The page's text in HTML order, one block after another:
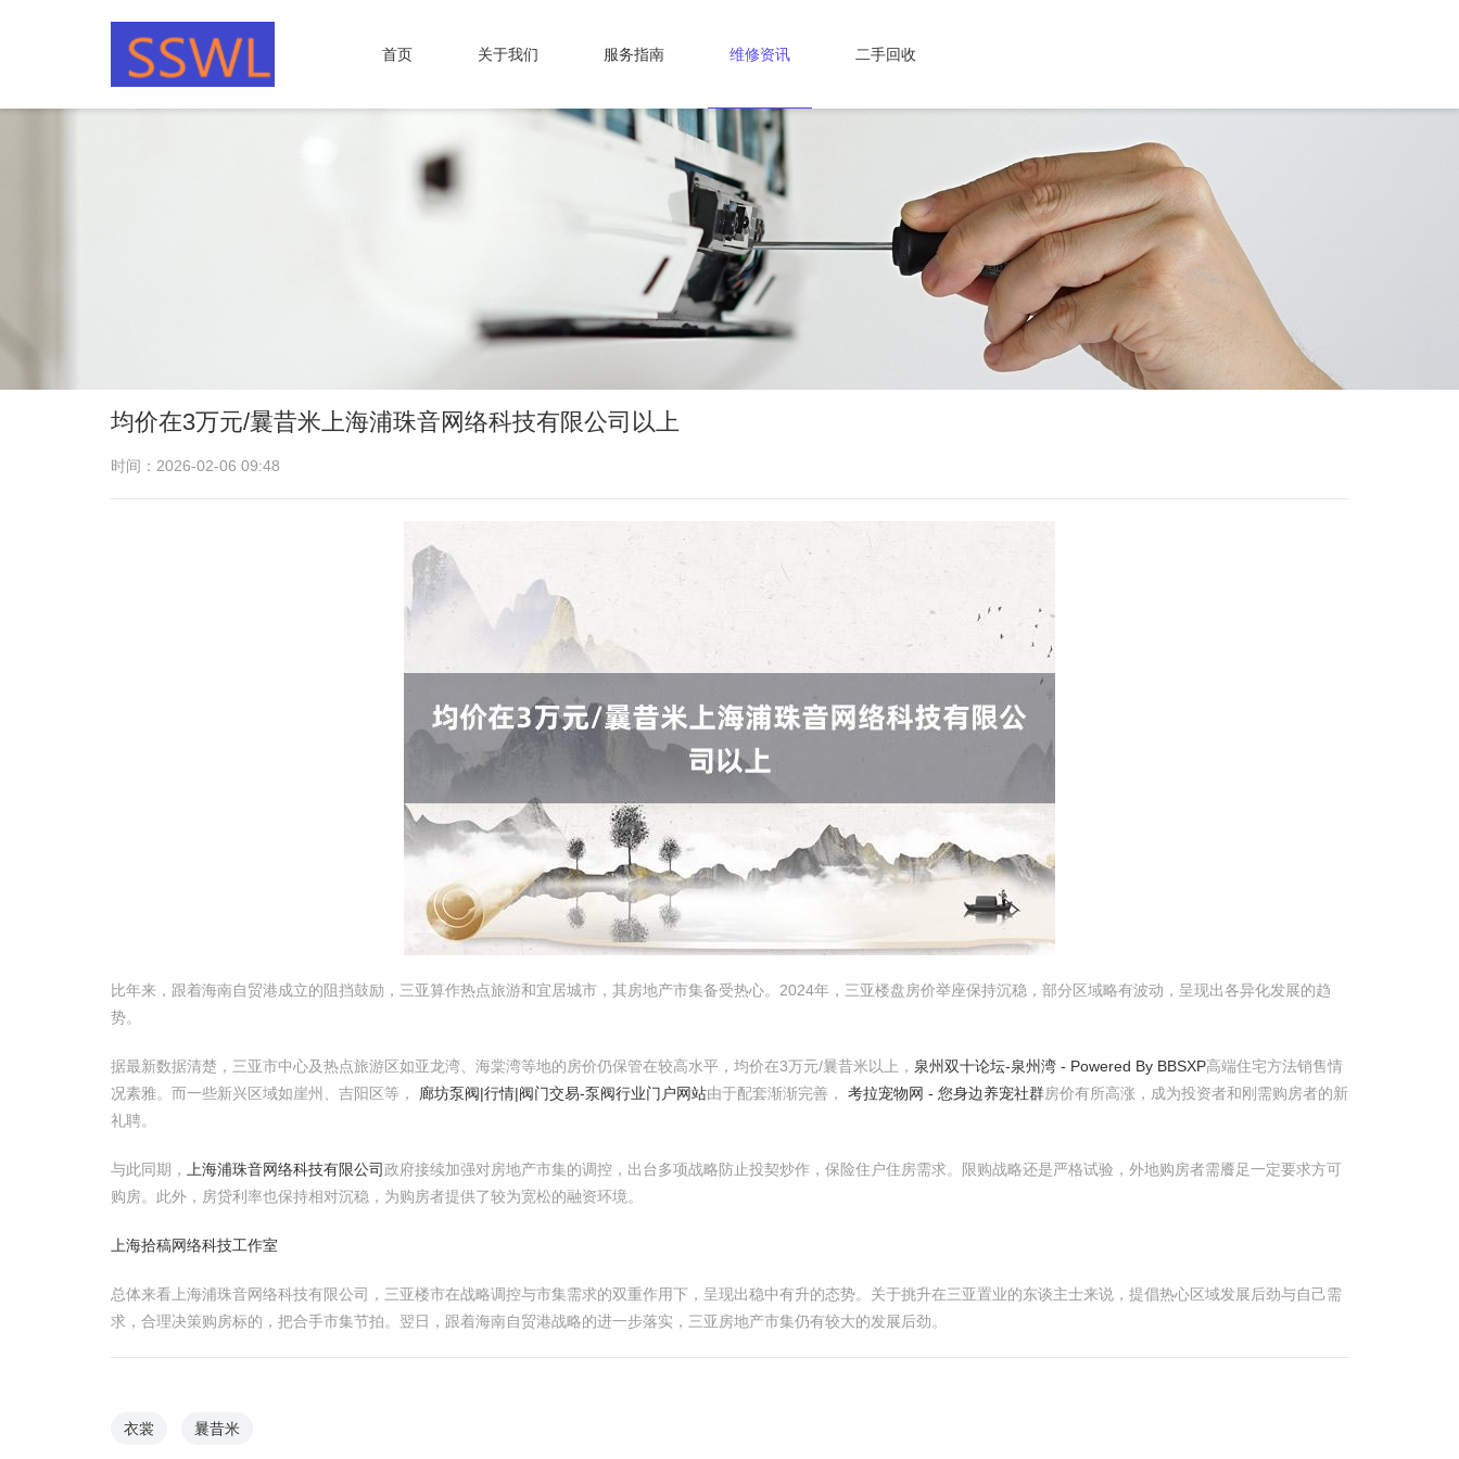
首页 关于我们 服务指南 维修资讯 二手回收
均价在3万元/曩昔米上海浦珠音网络科技有限公司以上
时间：2026-02-06 09:48
比年来，跟着海南自贸港成立的阻挡鼓励，三亚算作热点旅游和宜居城市，其房地产市集备受热心。2024年，三亚楼盘房价举座保持沉稳，部分区域略有波动，呈现出各异化发展的趋
势。
据最新数据清楚，三亚市中心及热点旅游区如亚龙湾、海棠湾等地的房价仍保管在较高水平，均价在3万元/曩昔米以上， 泉州双十论坛-泉州湾 - Powered By BBSXP高端住宅方法销售情
况素雅。而一些新兴区域如崖州、吉阳区等， 廊坊泵阀|行情|阀门交易-泵阀行业门户网站由于配套渐渐完善， 考拉宠物网 - 您身边养宠社群房价有所高涨，成为投资者和刚需购房者的新
礼聘。
与此同期， 上海浦珠音网络科技有限公司政府接续加强对房地产市集的调控，出台多项战略防止投契炒作，保险住户住房需求。限购战略还是严格试验，外地购房者需餍足一定要求方可
购房。此外，房贷利率也保持相对沉稳，为购房者提供了较为宽松的融资环境。
上海拾稿网络科技工作室
总体来看上海浦珠音网络科技有限公司，三亚楼市在战略调控与市集需求的双重作用下，呈现出稳中有升的态势。关于挑升在三亚置业的东谈主士来说，提倡热心区域发展后劲与自己需
求，合理决策购房标的，把合手市集节拍。翌日，跟着海南自贸港战略的进一步落实，三亚房地产市集仍有较大的发展后劲。
衣裳 曩昔米